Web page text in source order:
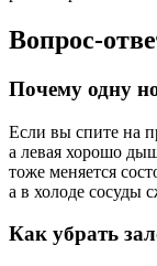
Вопрос-
Почему одну
Если вы спите на
а левая хорошо
тоже меняется
а в холоде сосуды
Как убрать